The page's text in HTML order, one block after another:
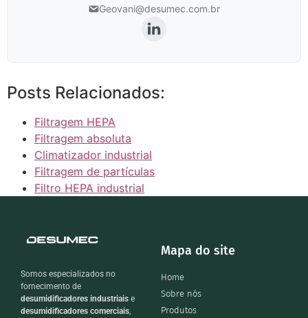
Geovani@desumec.com.br
Posts Relacionados:
Filtragem HEPA
Filtragem absoluta
Climatizador industrial
Filtragem de partículas
Filtro HEPA industrial
Somos especializados no
fornecimento de
desumidificadores industriais e
desumidificadores comerciais,
Mapa do site
Home
Sobre nós
Produtos